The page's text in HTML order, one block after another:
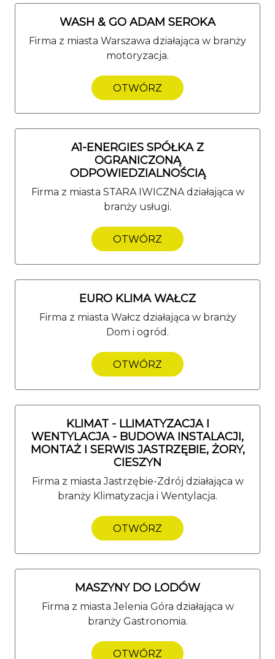
WASH & GO ADAM SEROKA
Firma z miasta Warszawa działająca w branży
motoryzacja.
OTWÓRZ
A1-ENERGIES SPÓŁKA Z
OGRANICZONĄ
ODPOWIEDZIALNOŚCIĄ
Firma z miasta STARA IWICZNA działająca w
branży usługi.
OTWÓRZ
EURO KLIMA WAŁCZ
Firma z miasta Wałcz działająca w branży
Dom i ogród.
OTWÓRZ
KLIMAT - LLIMATYZACJA I
WENTYLACJA - BUDOWA INSTALACJI,
MONTAŻ I SERWIS JASTRZĘBIE, ŻORY,
CIESZYN
Firma z miasta Jastrzębie-Zdrój działająca w
branży Klimatyzacja i Wentylacja.
OTWÓRZ
MASZYNY DO LODÓW
Firma z miasta Jelenia Góra działająca w
branży Gastronomia.
OTWÓRZ